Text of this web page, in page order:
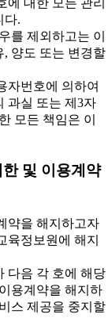
대한 모든 관리
다.
를 제외하고는 이
, 양도 또는 변경할
자번호에 의하여
과실 또는 제3자
모든 책임은 이
및 이용계약
약을 해지하고자
육정보원에 해지
다음 각 호에 해당
용계약을 해지하
스 제공을 중지할